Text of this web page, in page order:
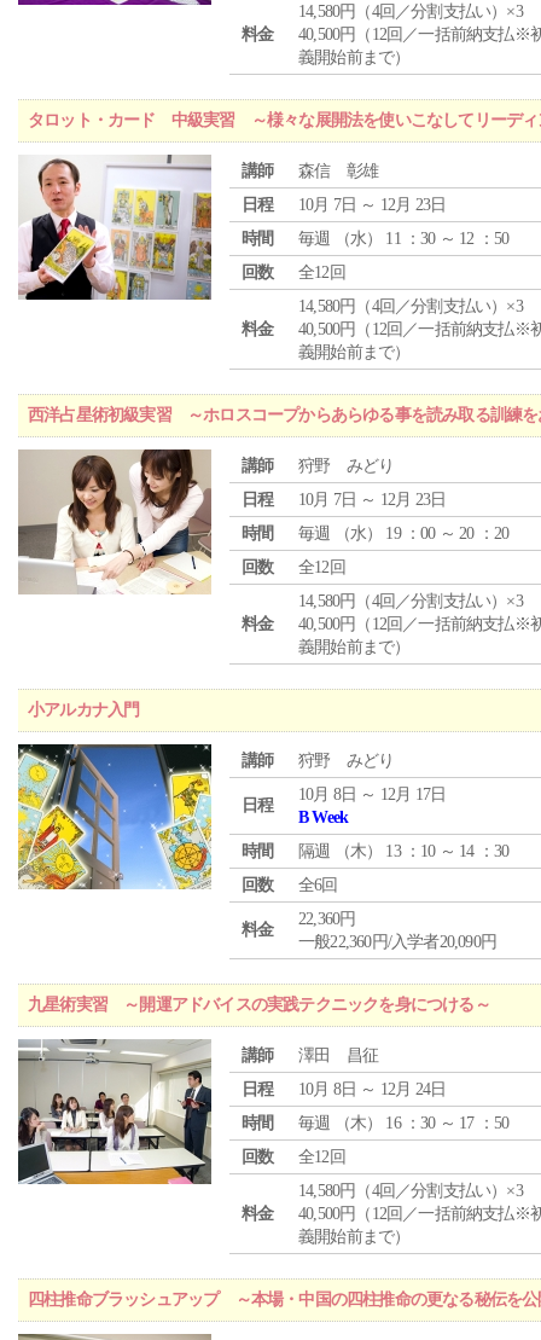
料金
14,580円（4回／分割支払い）×3
40,500円（12回／一括前納支払※
義開始前まで）
タロット・カード 中級実習 ～様々な展開法を使いこなしてリーディ
講師
森信 彰雄
日程
10月 7日 ～ 12月 23日
時間
毎週 （水） 11 ：30 ～ 12 ：50
回数
全12回
料金
14,580円（4回／分割支払い）×3
40,500円（12回／一括前納支払※
義開始前まで）
西洋占星術初級実習 ～ホロスコープからあらゆる事を読み取る訓練を
講師
狩野 みどり
日程
10月 7日 ～ 12月 23日
時間
毎週 （水） 19 ：00 ～ 20 ：20
回数
全12回
料金
14,580円（4回／分割支払い）×3
40,500円（12回／一括前納支払※
義開始前まで）
小アルカナ入門
講師 狩野 みどり
日程
10月 8日 ～ 12月 17日
B Week
時間
隔週 （木） 13 ：10 ～ 14 ：30
回数
全6回
料金
22,360円
一般22,360円/入学者20,090円
九星術実習 ～開運アドバイスの実践テクニックを身につける～
講師
澤田 昌征
日程
10月 8日 ～ 12月 24日
時間
毎週 （木） 16 ：30 ～ 17 ：50
回数
全12回
料金
14,580円（4回／分割支払い）×3
40,500円（12回／一括前納支払※
義開始前まで）
四柱推命ブラッシュアップ ～本場・中国の四柱推命の更なる秘伝を